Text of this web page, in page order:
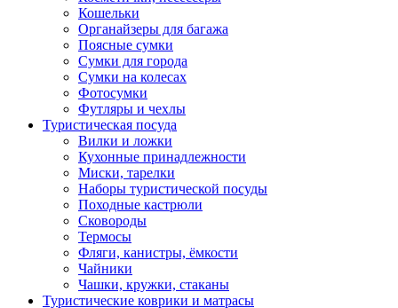
Кошельки
Органайзеры для багажа
Поясные сумки
Сумки для города
Сумки на колесах
Фотосумки
Футляры и чехлы
Туристическая посуда
Вилки и ложки
Кухонные принадлежности
Миски, тарелки
Наборы туристической посуды
Походные кастрюли
Сковороды
Термосы
Фляги, канистры, ёмкости
Чайники
Чашки, кружки, стаканы
Туристические коврики и матрасы